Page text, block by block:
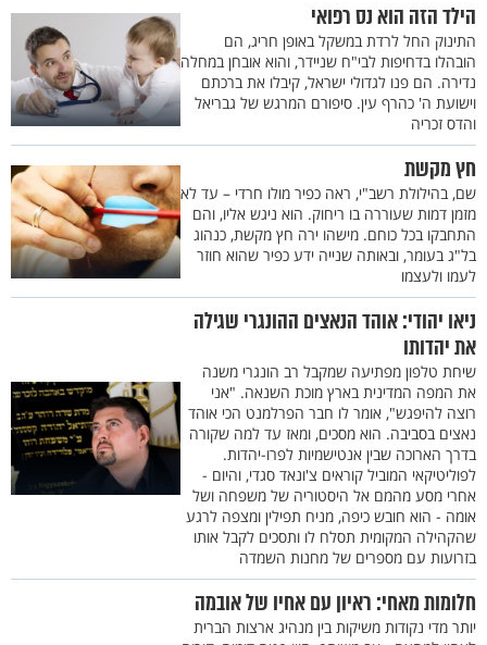
הילד הזה הוא נס רפואי
התינוק החל לרדת במשקל באופן חריג, הם
הובהלו בדחיפות לבי"ח שניידר, והוא אובחן במחלה
נדירה. הם פנו לגדולי ישראל, קיבלו את ברכתם
וישועת ה' כהרף עין. סיפורם המרגש של גבריאל
והדס זכריה
חץ מקשת
שם, בהילולת רשב"י, ראה כפיר מולו חרדי – עד לא
מזמן דמות שעוררה בו ריחוק. הוא ניגש אליו, והם
התחבקו בכל כוחם. מישהו ירה חץ מקשת, כנהוג
בל"ג בעומר, ובאותה שנייה ידע כפיר שהוא חוזר
לעמו ולעצמו
ניאו יהודי: אוהד הנאצים ההונגרי שגילה
את יהדותו
שיחת טלפון מפתיעה שמקבל רב הונגרי משנה
את המפה המדינית בארץ מוכת השנאה. "אני
רוצה להיפגש", אומר לו חבר הפרלמנט הכי אוהד
נאצים בסביבה. הוא מסכים, ומאז עד למה שקורה
בדרך הארוכה שבין אנטישמיות לפרו-יהדות.
לפוליטיקאי המוביל קוראים צ'ונאד סגדי, והיום -
אחרי מסע מהמם אל היסטוריה של משפחה ושל
אומה - הוא חובש כיפה, מניח תפילין ומצפה לרגע
שהקהילה המקומית תסלח לו ותסכים לקבל אותו
בזרועות עם מספרים של מחנות השמדה
חלומות מאחי: ראיון עם אחיו של אובמה
יותר מדי נקודות משיקות בין מנהיג ארצות הברית